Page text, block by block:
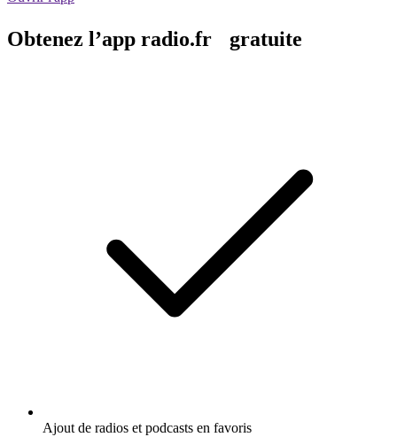
Obtenez l’app radio.fr gratuite
Ajout de radios et podcasts en favoris